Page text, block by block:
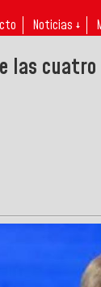
Noticias ↓
las